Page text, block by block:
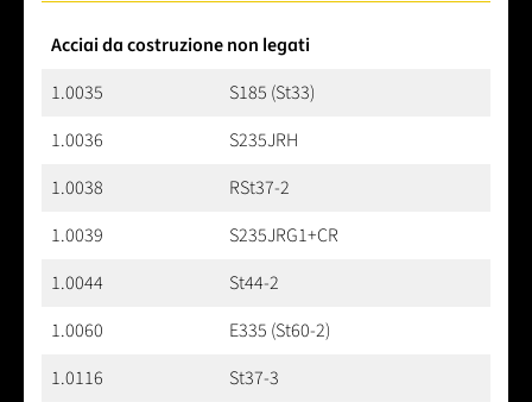
Acciai da costruzione non legati
1.0035
S185 (St33)
1.0036
S235JRH
1.0038
RSt37-2
1.0039
S235JRG1+CR
1.0044
St44-2
1.0060
E335 (St60-2)
1.0116
St37-3